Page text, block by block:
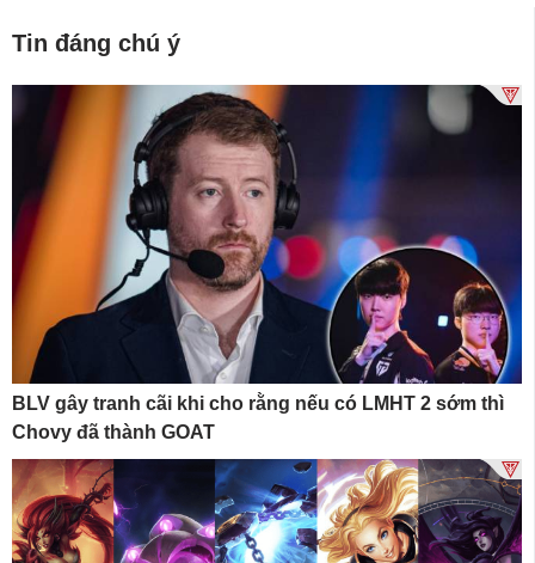
Tin đáng chú ý
BLV gây tranh cãi khi cho rằng nếu có LMHT 2 sớm thì
Chovy đã thành GOAT